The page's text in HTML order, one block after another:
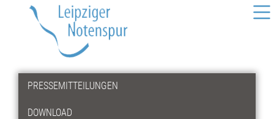
PRESSEMITTEILUNGEN
DOWNLOAD